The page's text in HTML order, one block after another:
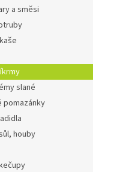
a směsi
slané
pomazánky
houby